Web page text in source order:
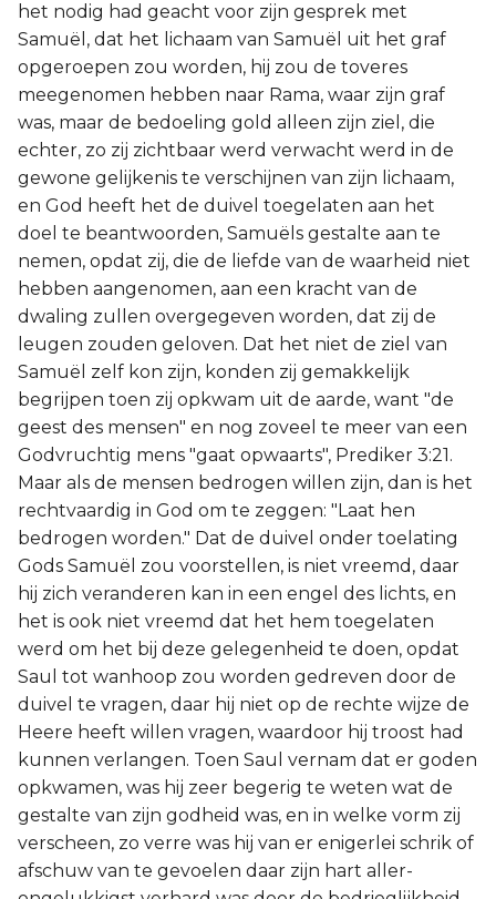
het nodig had geacht voor zijn gesprek met
Samuël, dat het lichaam van Samuël uit het graf
opgeroepen zou worden, hij zou de toveres
meegenomen hebben naar Rama, waar zijn graf
was, maar de bedoeling gold alleen zijn ziel, die
echter, zo zij zichtbaar werd verwacht werd in de
gewone gelijkenis te verschijnen van zijn lichaam,
en God heeft het de duivel toegelaten aan het
doel te beantwoorden, Samuëls gestalte aan te
nemen, opdat zij, die de liefde van de waarheid niet
hebben aangenomen, aan een kracht van de
dwaling zullen overgegeven worden, dat zij de
leugen zouden geloven. Dat het niet de ziel van
Samuël zelf kon zijn, konden zij gemakkelijk
begrijpen toen zij opkwam uit de aarde, want "de
geest des mensen" en nog zoveel te meer van een
Godvruchtig mens "gaat opwaarts", Prediker 3:21.
Maar als de mensen bedrogen willen zijn, dan is het
rechtvaardig in God om te zeggen: "Laat hen
bedrogen worden." Dat de duivel onder toelating
Gods Samuël zou voorstellen, is niet vreemd, daar
hij zich veranderen kan in een engel des lichts, en
het is ook niet vreemd dat het hem toegelaten
werd om het bij deze gelegenheid te doen, opdat
Saul tot wanhoop zou worden gedreven door de
duivel te vragen, daar hij niet op de rechte wijze de
Heere heeft willen vragen, waardoor hij troost had
kunnen verlangen. Toen Saul vernam dat er goden
opkwamen, was hij zeer begerig te weten wat de
gestalte van zijn godheid was, en in welke vorm zij
verscheen, zo verre was hij van er enigerlei schrik of
afschuw van te gevoelen daar zijn hart aller-